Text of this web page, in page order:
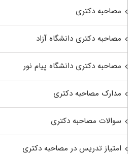
مصاحبه دکتری
مصاحبه دکتری دانشگاه آزاد
مصاحبه دکتری دانشگاه پیام نور
مدارک مصاحبه دکتری
سوالات مصاحبه دکتری
امتیاز تدریس در مصاحبه دکتری